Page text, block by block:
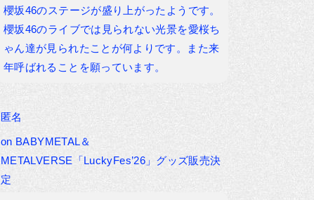
櫻坂46のステージが盛り上がったようです。
櫻坂46のライブでは見られない光景を愛桜ち
ゃん達が見られたことが何よりです。また来
年呼ばれることを願っています。
匿名
on BABYMETAL＆
METALVERSE「LuckyFes’26」グッズ販売決
定